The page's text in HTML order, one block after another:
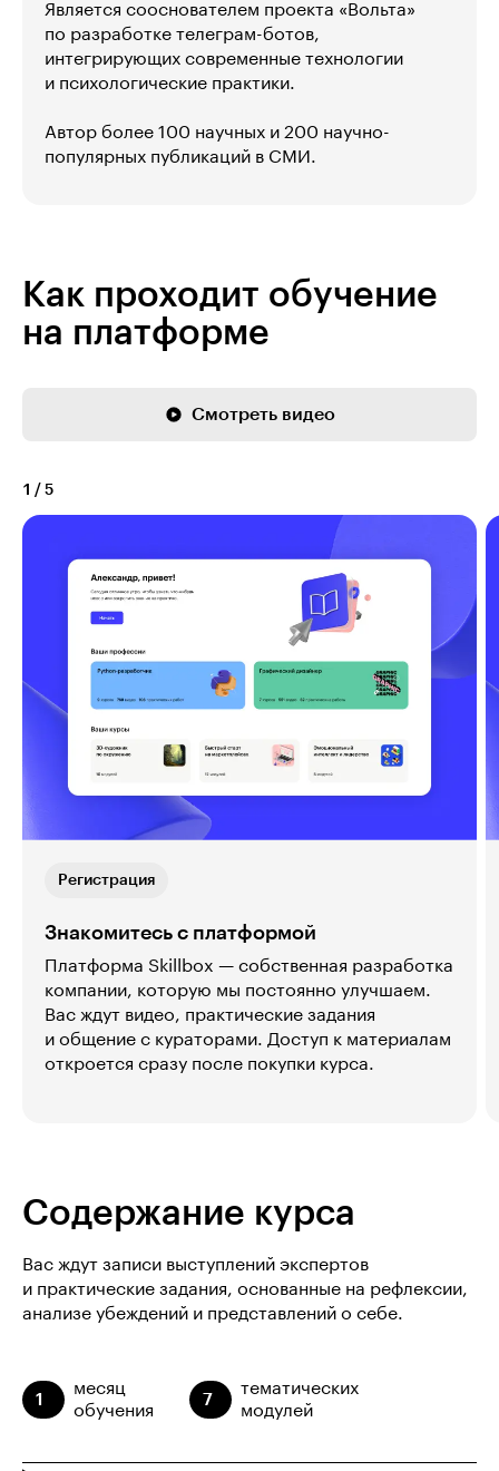
Является сооснователем проекта «Вольта»
по разработке телеграм-ботов,
интегрирующих современные технологии
и психологические практики.
Автор более 100 научных и 200 научно-
популярных публикаций в СМИ.
Как проходит обучение
на платформе
Смотреть видео
1 / 5
Регистрация
Знакомитесь с платформой
Платформа Skillbox — собственная разработка
компании, которую мы постоянно улучшаем.
Вас ждут видео, практические задания
и общение с кураторами. Доступ к материалам
откроется сразу после покупки курса.
Содержание курса
Вас ждут записи выступлений экспертов
и практические задания, основанные на рефлексии,
анализе убеждений и представлений о себе.
1
месяц
обучения
7
тематических
модулей